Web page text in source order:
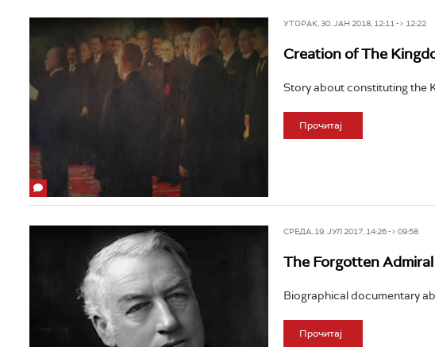
УТОРАК, 30. ЈАН 2018, 12:11 -> 12:22
Creation of The
Story about constituting the
Прочитај
СРЕДА, 19. ЈУЛ 2017, 14:26 -> 09:58
The Forgotten Admiral
Biographical documentary
Прочитај